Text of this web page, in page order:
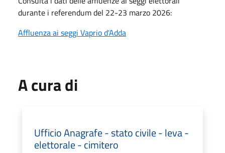
durante i referendum del 22-23 marzo 2026:
Affluenza ai seggi Vaprio d'Adda
A cura di
Ufficio Anagrafe - stato civile - leva -
elettorale - cimitero